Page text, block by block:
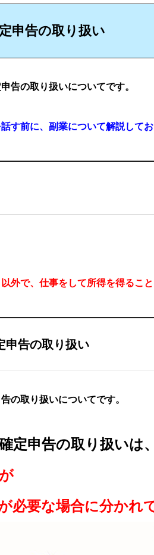
申告の取り扱い
告の取り扱いについてです。
す前に、副業について解説してお
外で、仕事をして所得を得ること
申告の取り扱い
の取り扱いについてです。
定申告の取り扱いは、
必要な場合に分かれ